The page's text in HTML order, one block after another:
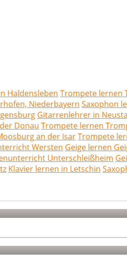
Haldensleben Trompete lernen
Niederbayern Saxophon
Gitarrenlehrer in
Donau Trompete lernen
an der IsarTrompete
Wersten Geige lernen
Unterschleißheim
Klavier lernen in Letschin